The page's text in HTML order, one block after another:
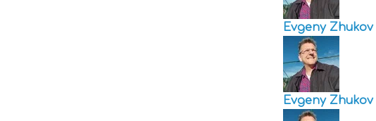
Evgeny Zhukov
Evgeny Zhukov